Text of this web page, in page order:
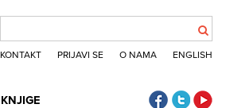
KONTAKT PRIJAVI SE O NAMA ENGLISH
KNJIGE KlubKlub